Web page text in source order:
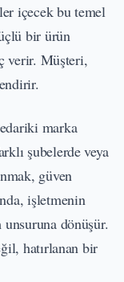
içecek bu temel
bir ürün
verir. Müşteri,
marka
şubelerde veya
güven
işletmenin
dönüşür.
hatırlanan bir